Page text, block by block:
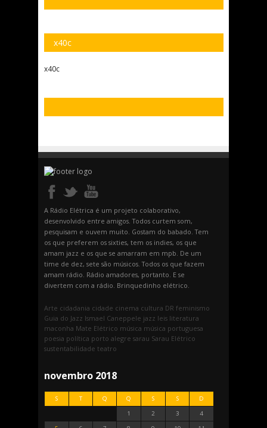
x40c
x40c
A Rádio Elétrica é um projeto colaborativo,
desenvolvido entre amigos. Todos curtem som,
pesquisam e ouvem muito. Gostam do babado. Tem
os que preferem os sixties, tem os indies, os que
amam jazz e os que se amarram em mpb. De um
time de dez, sete são músicos. Todos os que fazem
amam rádio. Rádio amadores, portanto. E se
divertem com a rádio. Brinquedinho elétrico.
Arte cidadania cidade cinema cultura DR feminismo
Guia do Jazz Ismael Caneppele jazz leis literatura
maconha Mate Elétrico música música portuguesa
poesia política porto alegre sarau Sarau Elétrico
sustentabilidade teatro
novembro 2018
S T Q Q S S
D
1
2 3
4